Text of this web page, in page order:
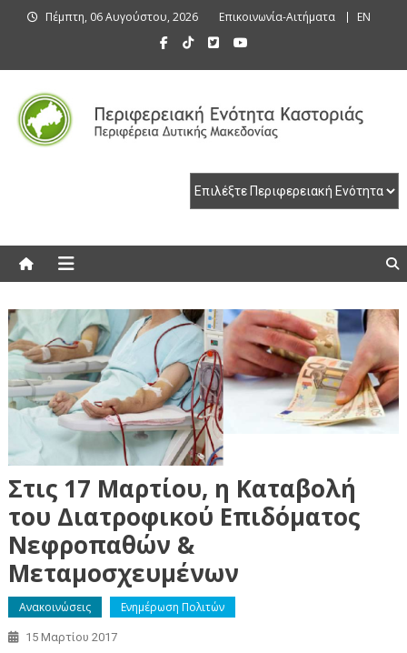
Πέμπτη, 06 Αυγούστου, 2026 Επικοινωνία-Αιτήματα EN
Στις 17 Μαρτίου, η Καταβολή
του Διατροφικού Επιδόματος
Νεφροπαθών &
Μεταμοσχευμένων
Ανακοινώσεις Ενημέρωση Πολιτών
15 Μαρτίου 2017